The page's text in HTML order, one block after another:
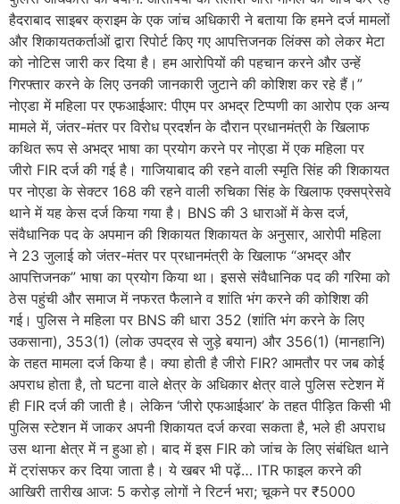
हैदराबाद साइबर क्राइम के एक जांच अधिकारी ने बताया कि हमने दर्ज मामलों
और शिकायतकर्ताओं द्वारा रिपोर्ट किए गए आपत्तिजनक लिंक्स को लेकर मेटा
को नोटिस जारी कर दिया है। हम आरोपियों की पहचान करने और उन्हें
गिरफ्तार करने के लिए उनकी जानकारी जुटाने की कोशिश कर रहे हैं।”
नोएडा में महिला पर एफआईआर: पीएम पर अभद्र टिप्पणी का आरोप एक अन्य
मामले में, जंतर-मंतर पर विरोध प्रदर्शन के दौरान प्रधानमंत्री के खिलाफ
कथित रूप से अभद्र भाषा का प्रयोग करने पर नोएडा में एक महिला पर
जीरो FIR दर्ज की गई है। गाजियाबाद की रहने वाली स्मृति सिंह की शिकायत
पर नोएडा के सेक्टर 168 की रहने वाली रुचिका सिंह के खिलाफ एक्सप्रेसवे
थाने में यह केस दर्ज किया गया है। BNS की 3 धाराओं में केस दर्ज,
संवैधानिक पद के अपमान की शिकायत शिकायत के अनुसार, आरोपी महिला
ने 23 जुलाई को जंतर-मंतर पर प्रधानमंत्री के खिलाफ “अभद्र और
आपत्तिजनक” भाषा का प्रयोग किया था। इससे संवैधानिक पद की गरिमा को
ठेस पहुंची और समाज में नफरत फैलाने व शांति भंग करने की कोशिश की
गई। पुलिस ने महिला पर BNS की धारा 352 (शांति भंग करने के लिए
उकसाना), 353(1) (लोक उपद्रव से जुड़े बयान) और 356(1) (मानहानि)
के तहत मामला दर्ज किया है। क्या होती है जीरो FIR? आमतौर पर जब कोई
अपराध होता है, तो घटना वाले क्षेत्र के अधिकार क्षेत्र वाले पुलिस स्टेशन में
ही FIR दर्ज की जाती है। लेकिन ‘जीरो एफआईआर’ के तहत पीड़ित किसी भी
पुलिस स्टेशन में जाकर अपनी शिकायत दर्ज करवा सकता है, भले ही अपराध
उस थाना क्षेत्र में न हुआ हो। बाद में इस FIR को जांच के लिए संबंधित थाने
में ट्रांसफर कर दिया जाता है। ये खबर भी पढ़ें… ITR फाइल करने की
आखिरी तारीख आज: 5 करोड़ लोगों ने रिटर्न भरा; चूकने पर ₹5000